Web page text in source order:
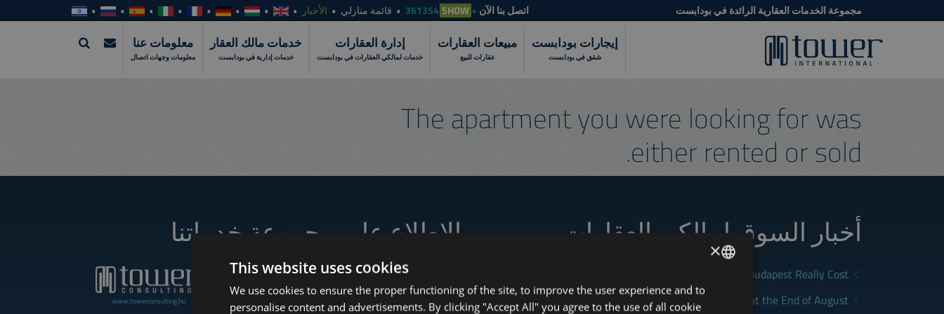
مجموعة الخدمات العقارية الرائدة في بودابست اتصل بنا الآن +361354
SHOW قائمة منازلي الأخبار
إيجارات بودابست
شقق في بودابست
مبيعات العقارات
عقارات للبيع
إدارة العقارات
خدمات لمالكي العقارات في بودابست
خدمات مالك العقار
خدمات إدارية في بودابست
معلومات عنا
معلومات وجهات اتصال
The apartment you were looking for was
either rented or sold.
أخبار السوق لمالكي العقارات
What Does Renting in Budapest Really Cost?
How to Still Find a Good Rental in Budapest at the End of August
الاطلاع على مجموعة خدماتنا
www.tower-investments.com
www.towerassistance.com
www.towerconsulting.hu
ENGLISH
HUNGARIAN
×
This website uses cookies
We use cookies to ensure the proper functioning of the site, to improve the user experience and to
personalise content and advertisements. By clicking "Accept All" you agree to the use of all cookie